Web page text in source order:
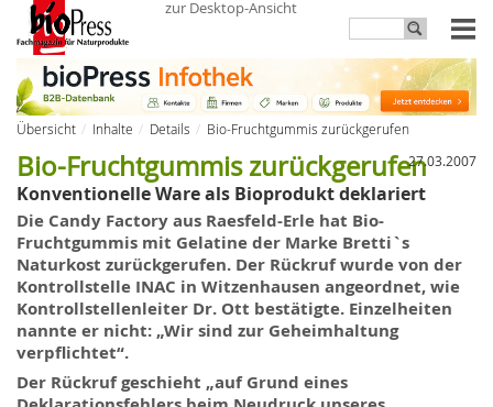
zur Desktop-Ansicht
Übersicht Inhalte Details
Bio-Fruchtgummis zurückgerufen
27.03.2007
Bio-Fruchtgummis zurückgerufen
Konventionelle Ware als Bioprodukt deklariert
Die Candy Factoryaus Raesfeld-Erle hat Bio-
Fruchtgummis mit Gelatine der Marke Bretti`s
Naturkost zurückgerufen. Der Rückruf wurdevon der
Kontrollstelle INAC in Witzenhausen angeordnet, wie
Kontrollstellenleiter Dr. Ott bestätigte. Einzelheiten
nannte er nicht: „Wir sind zur Geheimhaltung
verpflichtet“.
Der Rückruf geschieht „auf Grund eines